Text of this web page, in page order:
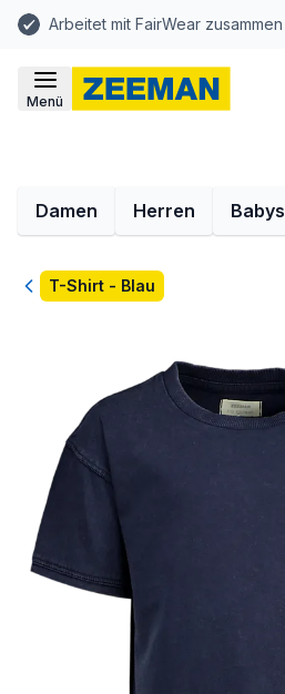
Arbeitet mit FairWear zusammen
Menü
Damen Herren Babys
ZurückT-Shirt - Blau